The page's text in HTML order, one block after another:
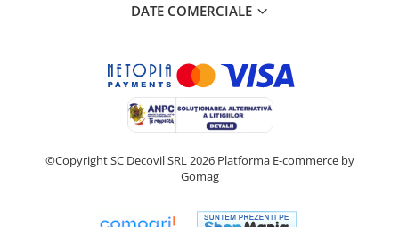
DATE COMERCIALE
©Copyright SC Decovil SRL 2026 Platforma E-commerce by
Gomag